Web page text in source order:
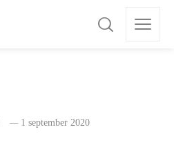
1 september 2020